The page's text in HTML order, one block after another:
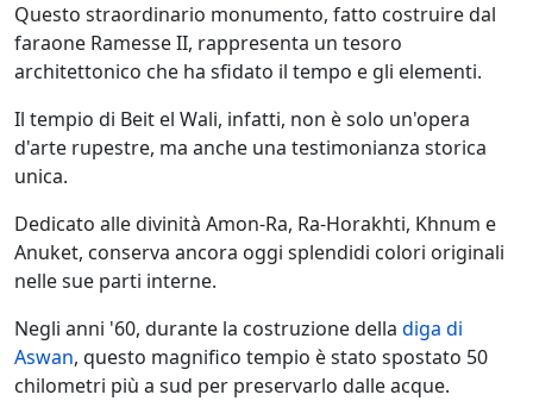
Questo straordinario monumento, fatto costruire dal
faraone Ramesse II, rappresenta un tesoro
architettonico che ha sfidato il tempo e gli elementi.
Il tempio di Beit el Wali, infatti, non è solo un'opera
d'arte rupestre, ma anche una testimonianza storica
unica.
Dedicato alle divinità Amon-Ra, Ra-Horakhti, Khnum e
Anuket, conserva ancora oggi splendidi colori originali
nelle sue parti interne.
Negli anni '60, durante la costruzione della diga di
Aswan, questo magnifico tempio è stato spostato 50
chilometri più a sud per preservarlo dalle acque.